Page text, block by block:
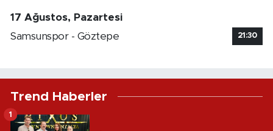
17 Ağustos, Pazartesi
Samsunspor - Göztepe
21:30
Trend Haberler
1